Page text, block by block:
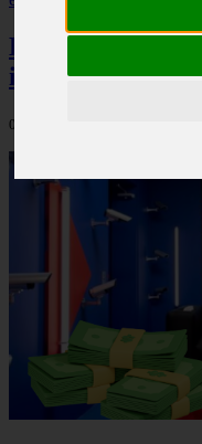
El negocio de
ingresos de
06/08/2026